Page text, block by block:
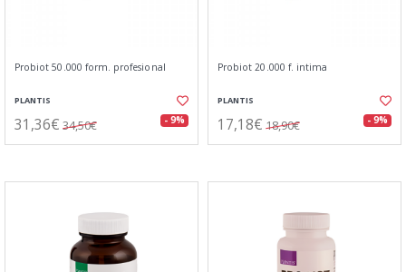
Probiot 50.000 form. profesional
PLANTIS
31,36€ 34,50€ - 9%
Probiot 20.000 f. intima
PLANTIS
17,18€ 18,90€ - 9%